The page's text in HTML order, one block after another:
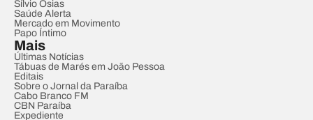
Sílvio Osias
Saúde Alerta
Mercado em Movimento
Papo Íntimo
Mais
Últimas Notícias
Tábuas de Marés em João Pessoa
Editais
Sobre o Jornal da Paraíba
Cabo Branco FM
CBN Paraíba
Expediente